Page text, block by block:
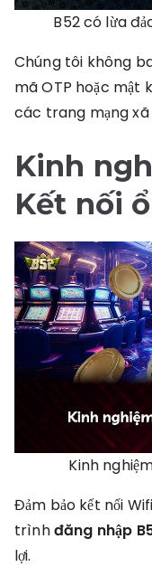
B52 có lừa
Chúng tôi không
mã OTP hoặc mật
các trang mạng
Kinh
Kết nối
Kinh
Đảm bảo kết nối
trìnhđăng nhập
lợi.